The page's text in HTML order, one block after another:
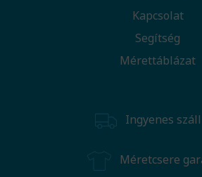
Kapcsolat
Segítség
Mérettáblázat
Ingyenes
Méretcsere